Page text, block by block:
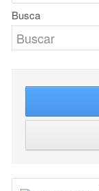
Busca